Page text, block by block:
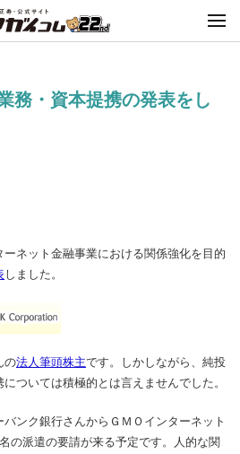
務・資本提携の発表をし
ーネット金融事業における関係強化を目的
しました。
の法人筆頭株主です。しかしながら、純投
ついては積極的とは言えませんでした。
ンク銀行さんからＧＭＯインターネット
の派遣の要請が来る予定です。人的な関